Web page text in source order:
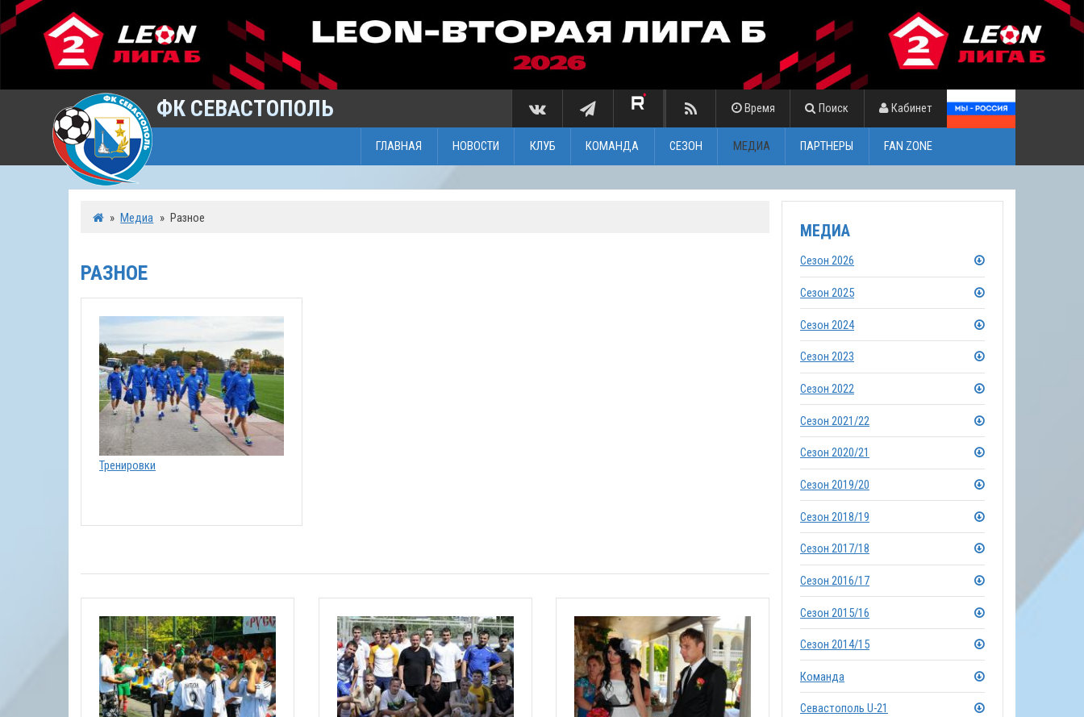
ФК СЕВАСТОПОЛЬ Время Поиск Кабинет
ГЛАВНАЯ НОВОСТИ КЛУБ КОМАНДА СЕЗОН МЕДИА ПАРТНЕРЫ FAN ZONE
» Медиа » Разное
РАЗНОЕ
Тренировки
МЕДИА
Сезон 2026
Сезон 2025
Сезон 2024
Сезон 2023
Сезон 2022
Сезон 2021/22
Сезон 2020/21
Сезон 2019/20
Сезон 2018/19
Сезон 2017/18
Сезон 2016/17
Сезон 2015/16
Сезон 2014/15
Команда
Севастополь U-21